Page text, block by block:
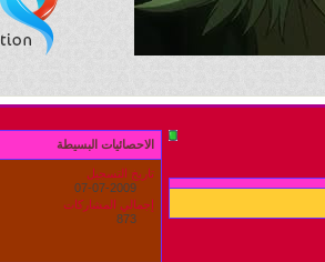
الاحصائيات البسيطة
تاريخ التسجيل
07-07-2009
إجمالي المشاركات
873